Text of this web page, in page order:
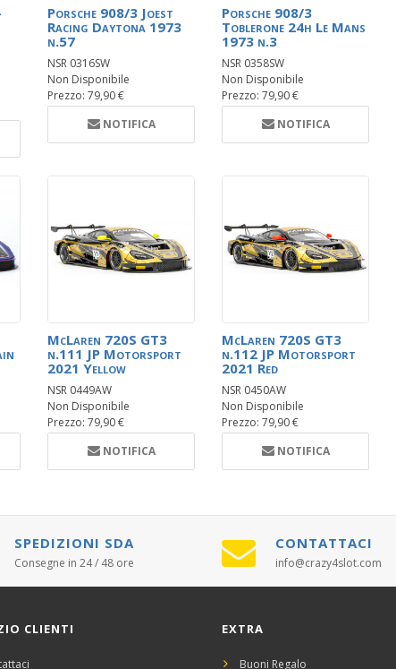
Porsche 908/3 Joest
Racing Daytona 1973
n.57
NSR 0316SW
Non Disponibile
Prezzo: 79,90 €
NOTIFICA
Porsche 908/3
Toblerone 24h Le Mans
1973 n.3
NSR 0358SW
Non Disponibile
Prezzo: 79,90 €
NOTIFICA
McLaren 720S GT3
n.111 JP Motorsport
2021 Yellow
NSR 0449AW
Non Disponibile
Prezzo: 79,90 €
NOTIFICA
McLaren 720S GT3
n.112 JP Motorsport
2021 Red
NSR 0450AW
Non Disponibile
Prezzo: 79,90 €
NOTIFICA
SPEDIZIONI SDA
Consegne in 24 / 48 ore
CONTATTACI
info@crazy4slot.com
CLIENTI EXTRA
Buoni Regalo